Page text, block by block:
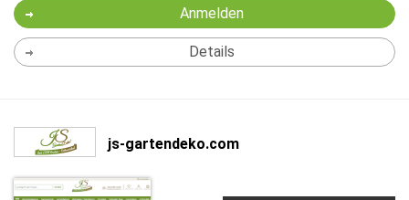
Anmelden
Details
js-gartendeko.com